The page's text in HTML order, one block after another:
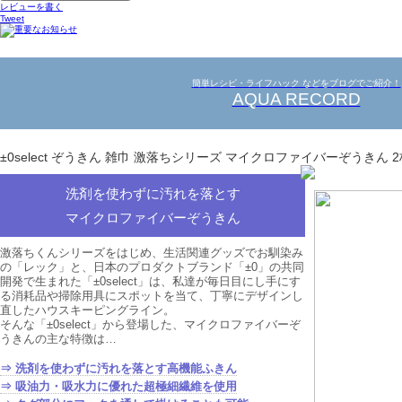
レビューを書く
Tweet
簡単レシピ・ライフハック などをブログでご紹介！
AQUA RECORD
±0select ぞうきん 雑巾 激落ちシリーズ マイクロファイバーぞうきん 2
洗剤を使わずに汚れを落とす
マイクロファイバーぞうきん
激落ちくんシリーズをはじめ、生活関連グッズでお馴染み
の「レック」と、日本のプロダクトブランド「±0」の共同
開発で生まれた「±0select」は、私達が毎日目にし手にす
る消耗品や掃除用具にスポットを当て、丁寧にデザインし
直したハウスキーピングライン。
そんな「±0select」から登場した、マイクロファイバーぞ
うきんの主な特徴は…
⇒ 洗剤を使わずに汚れを落とす高機能ふきん
⇒ 吸油力・吸水力に優れた超極細繊維を使用